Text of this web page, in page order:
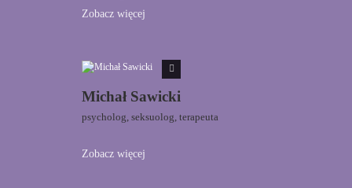
Zobacz więcej
Michał Sawicki
psycholog, seksuolog, terapeuta
Zobacz więcej